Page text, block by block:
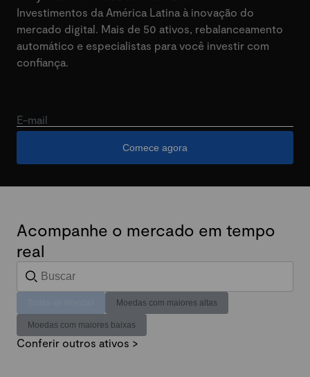
Investimentos da América Latina à inovação do
mercado digital. Mais de 50 ativos, rebalanceamento
automático e especialistas para você investir com
confiança.
E-mail
Comece agora
Acompanhe o mercado em tempo
real
Moedas com maiores altas
Moedas com maiores baixas
Conferir outros ativos >